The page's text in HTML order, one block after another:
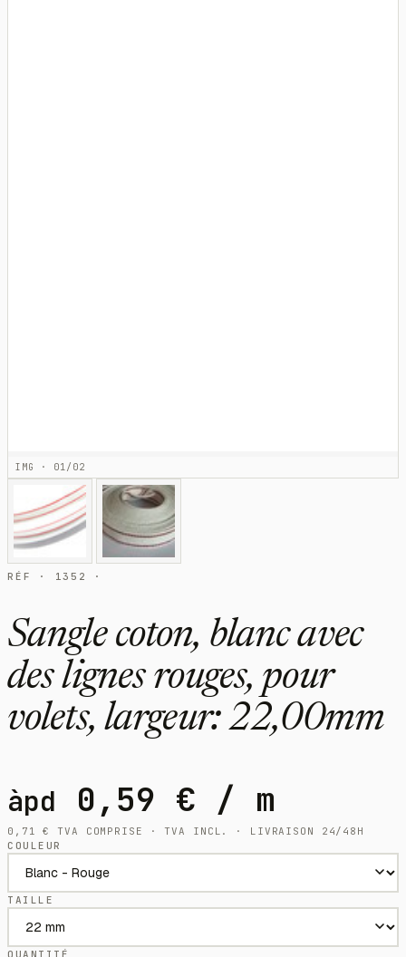
IMG · 01/02
RÉF · 1352 ·
Sangle coton, blanc avec
des lignes rouges, pour
volets, largeur: 22,00mm
àpd 0,59 € / m
0,71€
TVA COMPRISE · TVA INCL. · LIVRAISON 24/48H
COULEUR
TAILLE
QUANTITÉ